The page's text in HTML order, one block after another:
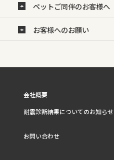
ペットご同伴のお客様へ
お客様へのお願い
会社概要
耐震診断結果についてのお知らせ
お問い合わせ